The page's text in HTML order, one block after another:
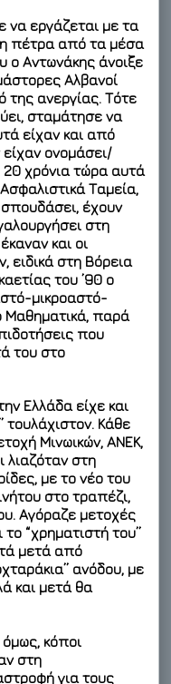
να εργάζεται με τα
πέτρα από τα μέσα
ο Αντωνάκης άνοιξε
Αλβανοί
της ανεργίας. Τότε
σταμάτησε να
είχαν και από
είχαν ονομάσει/
20 χρόνια τώρα αυτά
Ταμεία,
σπουδάσει, έχουν
στη
και οι
ειδικά στη Βόρεια
του ’90 ο
μικροαστό-
Μαθηματικά, παρά
που
του στο
Ελλάδα είχε και
τουλάχιστον. Κάθε
Μινωικών, ΑΝΕΚ,
λιαζόταν στη
με το νέο του
στο τραπέζι,
Αγόραζε μετοχές
“χρηματιστή του”
μετά από
ανόδου, με
και μετά θα
κόποι
στη
για τους